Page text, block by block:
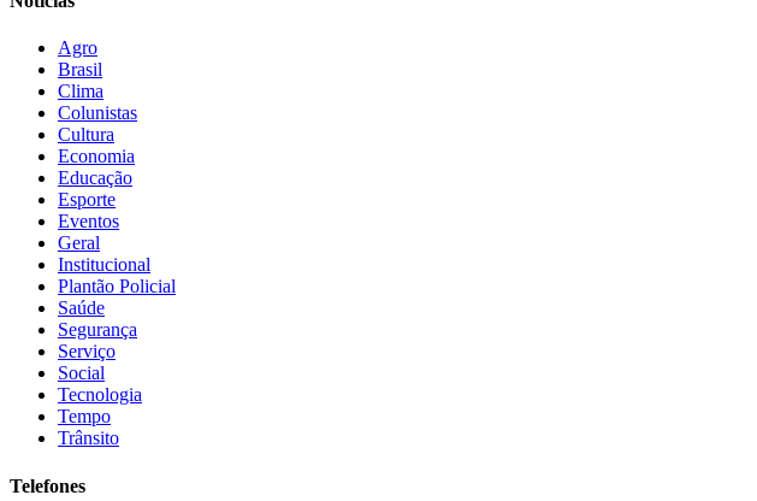
Agro
Brasil
Clima
Colunistas
Cultura
Economia
Educação
Esporte
Eventos
Geral
Institucional
Plantão Policial
Saúde
Segurança
Serviço
Social
Tecnologia
Tempo
Trânsito
Telefones